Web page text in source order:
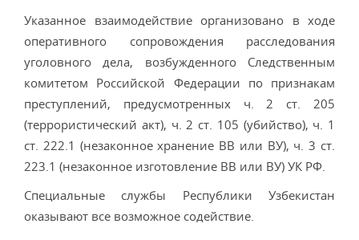
Указанное взаимодействие организовано в ходе
оперативного сопровождения расследования
уголовного дела, возбужденного Следственным
комитетом Российской Федерации по признакам
преступлений, предусмотренных ч. 2 ст. 205
(террористический акт), ч. 2 ст. 105 (убийство), ч. 1
ст. 222.1 (незаконное хранение ВВ или ВУ), ч. 3 ст.
223.1 (незаконное изготовление ВВ или ВУ) УК РФ.
Специальные службы Республики Узбекистан
оказывают все возможное содействие.